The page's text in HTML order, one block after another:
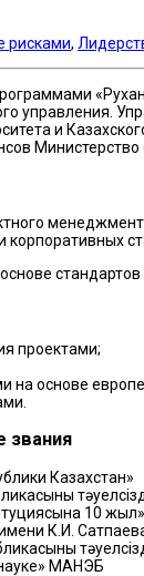
рисками,
управления.
и
Министерство
корпоративных
стандартов
проектами;
основе
звания
Казахстан»
10 жыл»
К.И.
МАНЭБ